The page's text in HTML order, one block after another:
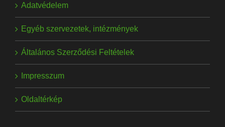
Adatvédelem
Egyéb szervezetek, intézmények
Általános Szerződési Feltételek
Impresszum
Oldaltérkép